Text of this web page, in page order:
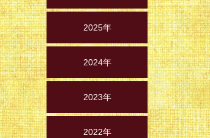
2025年
2024年
2023年
2022年